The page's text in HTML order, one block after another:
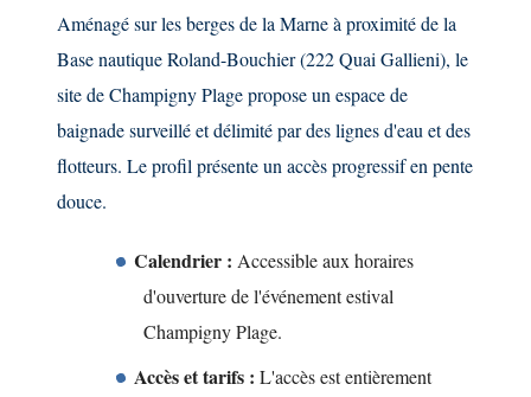
Aménagé sur les berges de la Marne à proximité de la
Base nautique Roland-Bouchier (222 Quai Gallieni), le
site de Champigny Plage propose un espace de
baignade surveillé et délimité par des lignes d'eau et des
flotteurs. Le profil présente un accès progressif en pente
douce.
Calendrier : Accessible aux horaires
d'ouverture de l'événement estival
Champigny Plage.
Accès et tarifs : L'accès est entièrement